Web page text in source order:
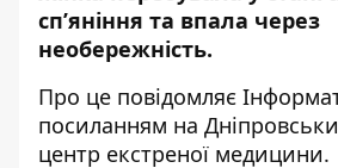
сп’яніння та впала через
необережність.
Про це повідомляє
посиланням на
центр екстреної медицини.